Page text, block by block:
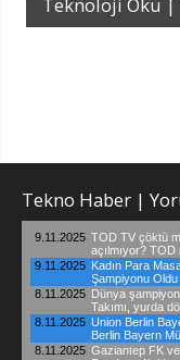
Tekno Haber |